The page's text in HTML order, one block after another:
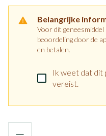
Belangrijke
Voor dit
beoordeling door de
en betalen.
Ik weet dat dit
vereist.